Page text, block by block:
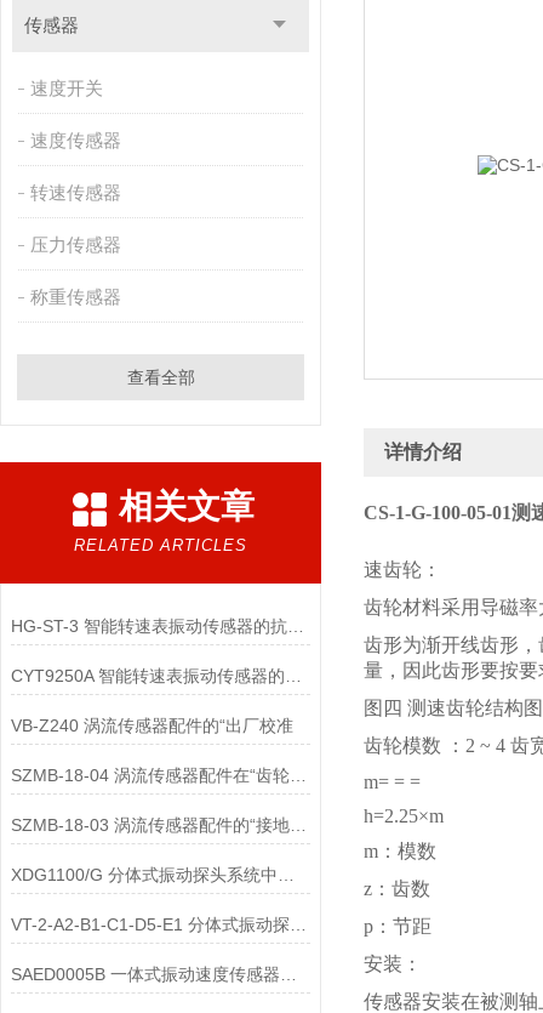
传感器
速度开关
速度传感器
转速传感器
压力传感器
称重传感器
查看全部
相关文章
RELATED ARTICLES
HG-ST-3 智能转速表振动传感器的抗电磁干扰设计包含哪些关键技术？
VB-Z240 涡流传感器配件的“出厂校准
SZMB-18-04 涡流传感器配件在“齿轮箱与低速重载机械”监测中的应用
SZMB-18-03 涡流传感器配件的“接地与屏蔽”不良会导致哪些
详情介绍
CS-1-G-100-05-01测
速齿轮：
齿轮材料采用导磁
齿形为渐开线齿形
量，因此齿形要按要
图四 测速齿轮结构图
齿轮模数 ：2 ~ 4 齿
m= = =
h=2.25×m
m：模数
z：齿数
p：节距
安装：
传感器安装在被测